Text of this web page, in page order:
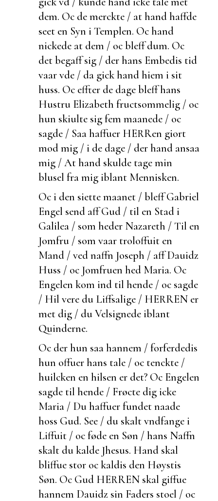
dem. Oc demerckte / at hand haffde
seet en Syn i Templen. Oc hand
nickede at dem / oc bleffdum. Oc
detbegaff sig / der hans Embedis tid
vaar vde / da gick hand hiem i sit
huss. Oc effter de dage bleff hans
Hustru Elizabeth fructsommelig / oc
hun skiulte sig fem maanede / oc
sagde / Saa haffuer HERRen giort
mod mig / i de dage / der hand ansaa
mig / At hand skulde tage min
blusel fra mig iblant Mennisken.
Oc i den siette maanet / bleff Gabriel
Engel send aff Gud / til en Stad i
Galilea / som heder Nazareth / Til en
Jomfru / som vaar troloffuit en
Mand / ved naffn Joseph / aff Dauidz
Huss / oc Jomfruen hed Maria. Oc
Engelen kom ind til hende / oc sagde
/ Hil vere du Liffsalige / HERREN er
met dig / du Velsignede iblant
Quinderne.
Oc der hun saa hannem / forferdedis
hun offuer hans tale / oc tenckte /
huilcken en hilsen er det? Oc Engelen
sagde til hende / Frøcte dig icke
Maria / Du haffuer fundet naade
hoss Gud. See / du skalt vndfange i
Liffuit / oc føde en Søn / hans Naffn
skalt du kalde Jhesus. Hand skal
bliffue stor oc kaldis den Høystis
Søn. Oc Gud HERREN skal giffue
hannem Dauidz sin Faders stoel / oc